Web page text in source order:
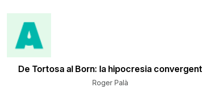
De Tortosa al Born: la hipocresia convergent
Roger Palà